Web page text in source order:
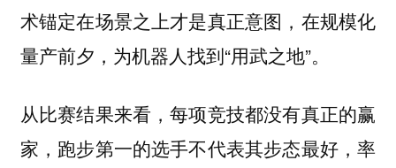
术锚定在场景之上才是真正意图，在规模化
量产前夕，为机器人找到“用武之地”。
从比赛结果来看，每项竞技都没有真正的赢
家，跑步第一的选手不代表其步态最好，率